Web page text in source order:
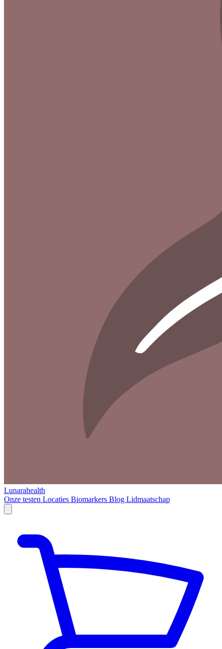
Lunarahealth
Onze testen Locaties Biomarkers Blog Lidmaatschap